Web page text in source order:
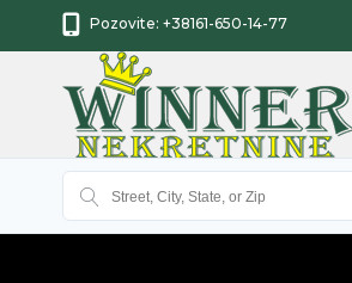
Pozovite: +38161-650-14-77